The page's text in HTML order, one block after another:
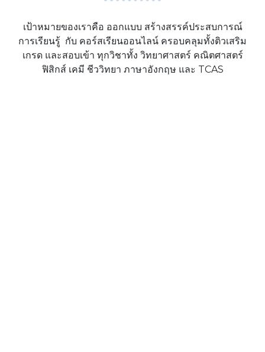
เป้าหมายของเราคือ ออกแบบ สร้างสรรค์ประสบการณ์
การเรียนรู้ กับ คอร์สเรียนออนไลน์ ครอบคลุมทั้งติวเสริม
เกรด และสอบเข้า ทุกวิชาทั้ง วิทยาศาสตร์ คณิตศาสตร์
ฟิสิกส์ เคมี ชีววิทยา ภาษาอังกฤษ และ TCAS